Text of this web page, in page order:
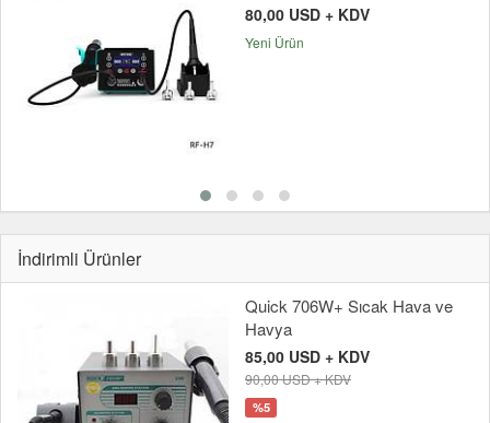
80,00 USD + KDV
Yeni Ürün
İndirimli Ürünler
Quick 706W+ Sıcak Hava ve
Havya
85,00 USD + KDV
90,00 USD + KDV
%5